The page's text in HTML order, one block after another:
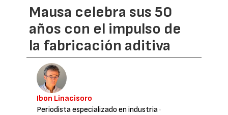
Mausa celebra sus 50
años con el impulso de
la fabricación aditiva
Ibon Linacisoro
Periodista especializado en industria·